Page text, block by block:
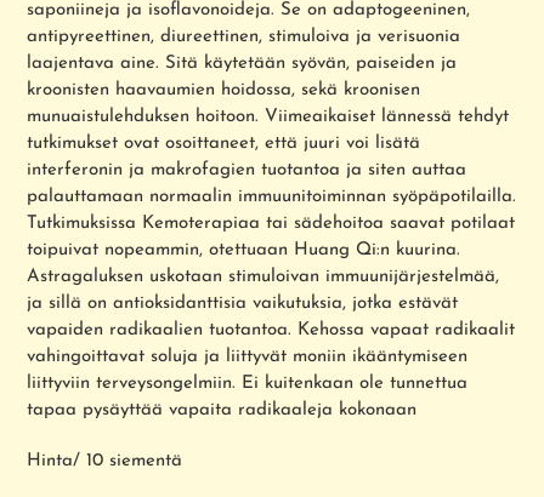
saponiineja ja isoflavonoideja. Se on adaptogeeninen,
antipyreettinen, diureettinen, stimuloiva ja verisuonia
laajentava aine. Sitä käytetään syövän, paiseiden ja
kroonisten haavaumien hoidossa, sekä kroonisen
munuaistulehduksen hoitoon. Viimeaikaiset lännessä tehdyt
tutkimukset ovat osoittaneet, että juuri voi lisätä
interferonin ja makrofagien tuotantoa ja siten auttaa
palauttamaan normaalin immuunitoiminnan syöpäpotilailla.
Tutkimuksissa Kemoterapiaa tai sädehoitoa saavat potilaat
toipuivat nopeammin, otettuaan Huang Qi:n kuurina.
Astragaluksen uskotaan stimuloivan immuunijärjestelmää,
ja sillä on antioksidanttisia vaikutuksia, jotka estävät
vapaiden radikaalien tuotantoa. Kehossa vapaat radikaalit
vahingoittavat soluja ja liittyvät moniin ikääntymiseen
liittyviin terveysongelmiin. Ei kuitenkaan ole tunnettua
tapaa pysäyttää vapaita radikaaleja kokonaan
Hinta/ 10 siementä